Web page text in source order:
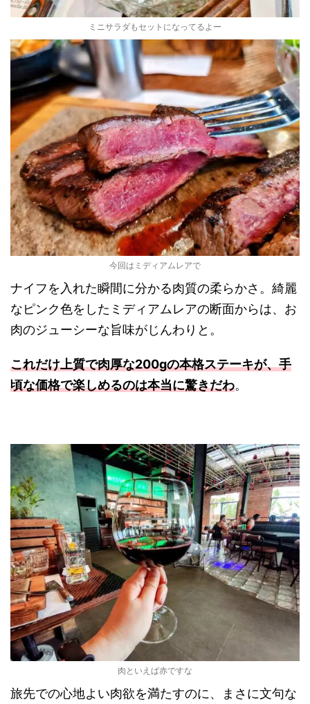
ミニサラダもセットになってるよー
今回はミディアムレアで
ナイフを入れた瞬間に分かる肉質の柔らかさ。綺麗
なピンク色をしたミディアムレアの断面からは、お
肉のジューシーな旨味がじんわりと。
これだけ上質で肉厚な200gの本格ステーキが、手
頃な価格で楽しめるのは本当に驚きだわ。
肉といえば赤ですな
旅先での心地よい肉欲を満たすのに、まさに文句な